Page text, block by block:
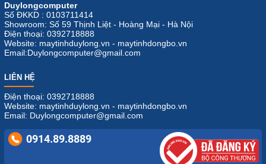
Duylongcomputer
Số ĐKKD : 0103711414
Showroom: Số 59 Thịnh Liệt - Hoàng Mại - Hà Nội
Điện thoại: 0392718888
Website: maytinhduylong.vn - maytinhdongbo.vn
Email:Duylongcomputer@gmail.com
LIÊN HỆ
Điện thoại: 0392718888
Website: maytinhduylong.vn - maytinhdongbo.vn
Email: Duylongcomputer@gmail.com
0914.89.8889